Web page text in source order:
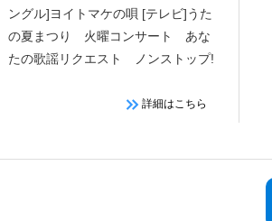
ングル]ヨイトマケの唄 [テレビ]うた
の夏まつり 火曜コンサート あな
たの歌謡リクエスト ノンストップ!
詳細はこちら